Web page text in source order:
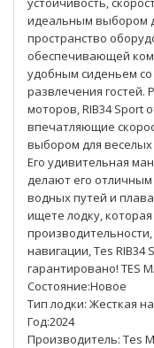
идеальным выбором
пространство
обеспечивающей
удобным сиденьем
развлечения
моторов, RIB34 Sport
впечатляющие
выбором для
Его удивительная
делают его
водных путей и
ищете лодку,
навигации, Tes
гарантировано! TES
Состояние:Новое
Тип лодки: Жесткая
Год:2024
Производитель: Tes